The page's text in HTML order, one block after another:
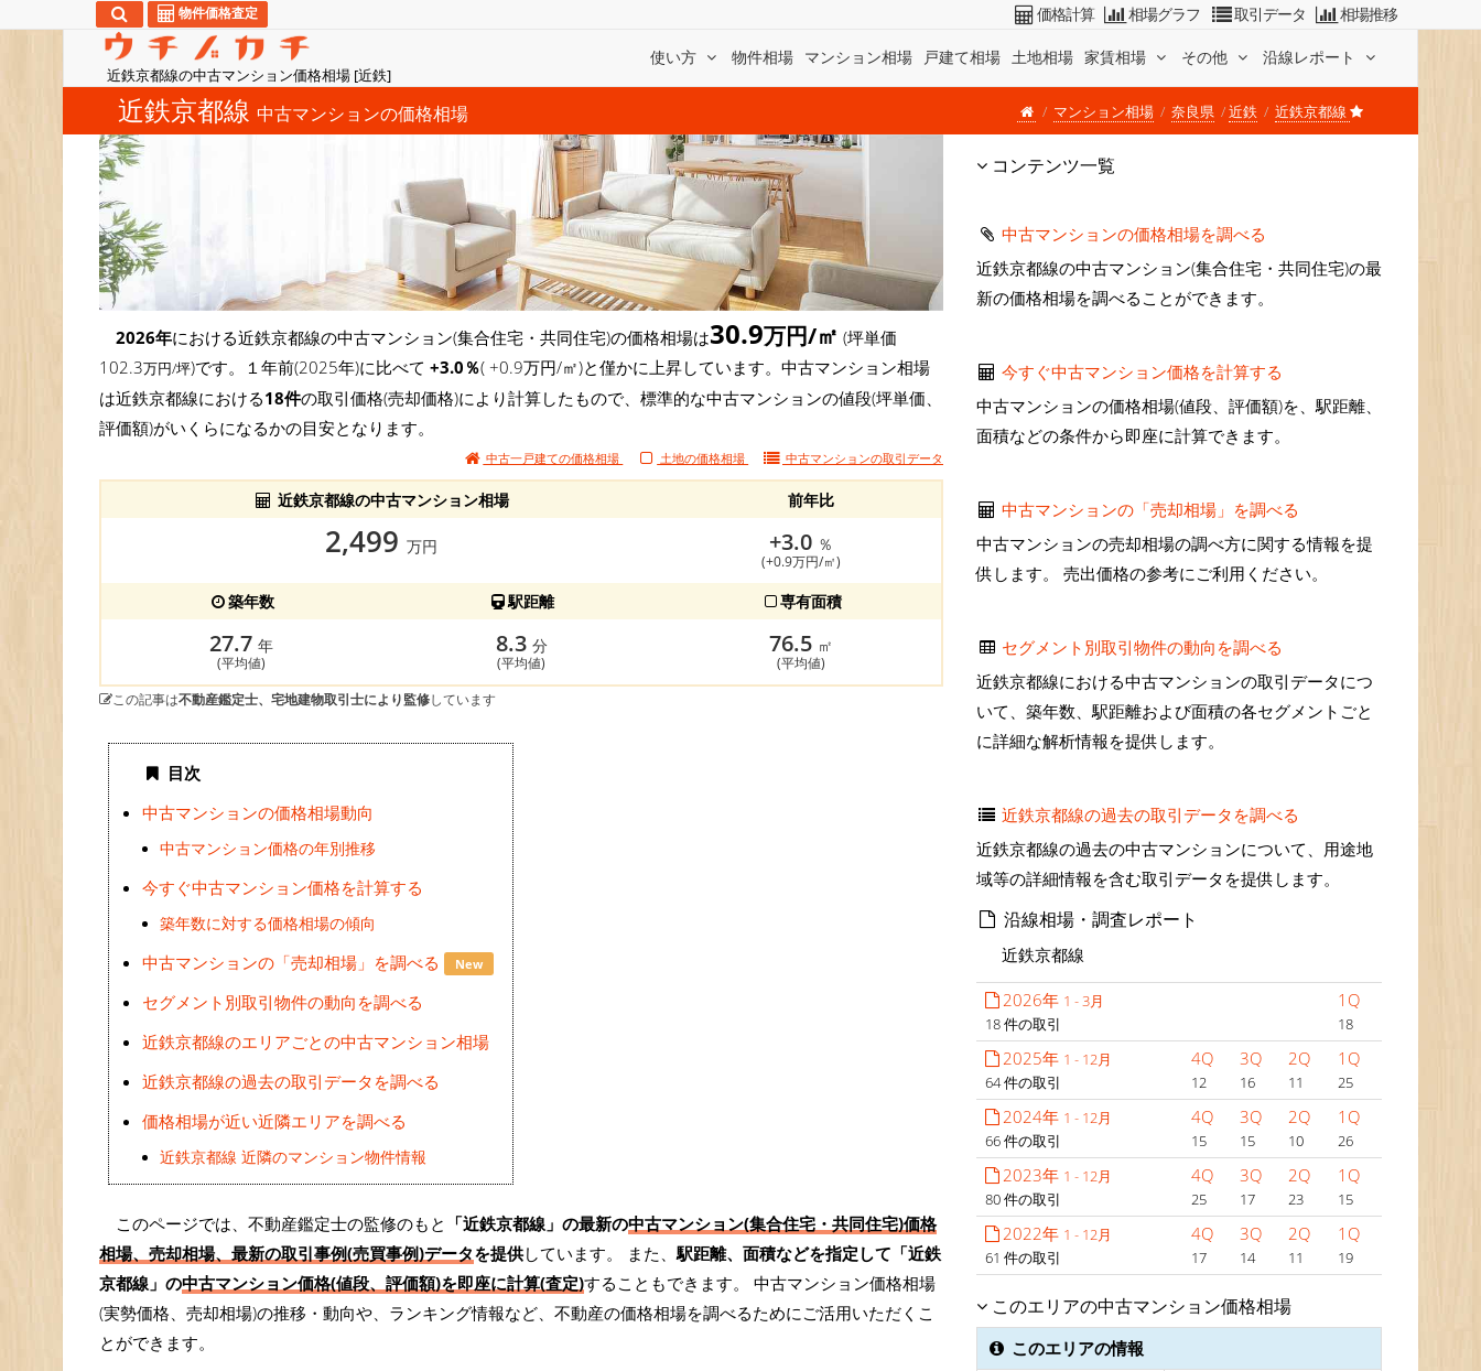
近鉄京都線の中古マンション価格相場 [近鉄]
使い方 物件相場 マンション相場 戸建て相場 土地相場 家賃相場 その他 沿線レポート
物件価格査定 価格計算 相場グラフ 取引データ 相場推移
近鉄京都線 中古マンションの価格相場 マンション相場 奈良県 近鉄 近鉄京都線
2026年における近鉄京都線の中古マンション(集合住宅・共同住宅)の価格相場は30.9万円/㎡ (坪単価
102.3万円/坪)です。１年前(2025年)に比べて +3.0％( +0.9万円/㎡)と僅かに上昇しています。中古マンション相場
は近鉄京都線における18件の取引価格(売却価格)により計算したもので、標準的な中古マンションの値段(坪単価、
評価額)がいくらになるかの目安となります。
中古一戸建ての価格相場 土地の価格相場 中古マンションの取引データ
近鉄京都線の中古マンション相場 前年比
2,499 万円 +3.0 ％
(+0.9万円/㎡)
築年数 駅距離 専有面積
27.7 年
(平均値)
8.3 分
(平均値)
76.5 ㎡
(平均値)
この記事は不動産鑑定士、宅地建物取引士により監修しています
目次
中古マンションの価格相場動向
中古マンション価格の年別推移
今すぐ中古マンション価格を計算する
築年数に対する価格相場の傾向
中古マンションの「売却相場」を調べる New
セグメント別取引物件の動向を調べる
近鉄京都線のエリアごとの中古マンション相場
近鉄京都線の過去の取引データを調べる
価格相場が近い近隣エリアを調べる
近鉄京都線 近隣のマンション物件情報
このページでは、不動産鑑定士の監修のもと 「近鉄京都線」の最新の中古マンション(集合住宅・共同住宅)価格
相場、売却相場、最新の取引事例(売買事例)データを提供しています。 また、駅距離、面積などを指定して「近鉄
京都線」の中古マンション価格(値段、評価額)を即座に計算(査定)することもできます。 中古マンション価格相場
(実勢価格、売却相場)の推移・動向や、ランキング情報など、不動産の価格相場を調べるためにご活用いただくこ
とができます。
コンテンツ一覧
中古マンションの価格相場を調べる
近鉄京都線の中古マンション(集合住宅・共同住宅)の最
新の価格相場を調べることができます。
今すぐ中古マンション価格を計算する
中古マンションの価格相場(値段、評価額)を、駅距離、
面積などの条件から即座に計算できます。
中古マンションの「売却相場」を調べる
中古マンションの売却相場の調べ方に関する情報を提
供します。 売出価格の参考にご利用ください。
セグメント別取引物件の動向を調べる
近鉄京都線における中古マンションの取引データにつ
いて、築年数、駅距離および面積の各セグメントごと
に詳細な解析情報を提供します。
近鉄京都線の過去の取引データを調べる
近鉄京都線の過去の中古マンションについて、用途地
域等の詳細情報を含む取引データを提供します。
沿線相場・調査レポート
近鉄京都線
2026年 1 - 3月
18 件の取引
1Q
18
2025年 1 - 12月
64 件の取引
4Q
12
3Q
16
2Q
11
1Q
25
2024年 1 - 12月
66 件の取引
4Q
15
3Q
15
2Q
10
1Q
26
2023年 1 - 12月
80 件の取引
4Q
25
3Q
17
2Q
23
1Q
15
2022年 1 - 12月
61 件の取引
4Q
17
3Q
14
2Q
11
1Q
19
このエリアの中古マンション価格相場
このエリアの情報